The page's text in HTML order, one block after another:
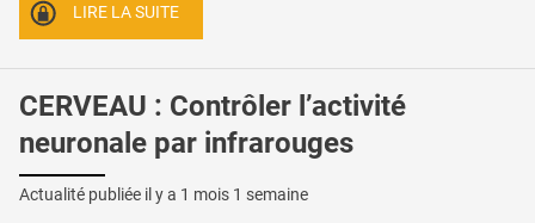
LIRE LA SUITE
CERVEAU : Contrôler l’activité
neuronale par infrarouges
Actualité publiée il y a 1 mois 1 semaine